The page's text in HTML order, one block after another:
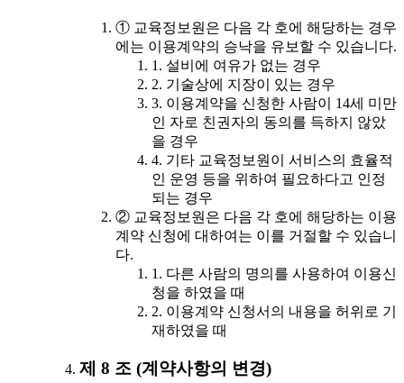
① 교육정보원은 다음 각 호에 해당하는 경우
에는 이용계약의 승낙을 유보할 수 있습니다.
1. 설비에 여유가 없는 경우
2. 기술상에 지장이 있는 경우
3. 이용계약을 신청한 사람이 14세 미만
인 자로 친권자의 동의를 득하지 않았
을 경우
4. 기타 교육정보원이 서비스의 효율적
인 운영 등을 위하여 필요하다고 인정
되는 경우
② 교육정보원은 다음 각 호에 해당하는 이용
계약 신청에 대하여는 이를 거절할 수 있습니
다.
1. 다른 사람의 명의를 사용하여 이용신
청을 하였을 때
2. 이용계약 신청서의 내용을 허위로 기
재하였을 때
제 8 조 (계약사항의 변경)